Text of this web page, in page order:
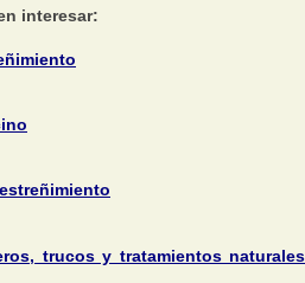
interesar:
trucos y tratamientos naturales